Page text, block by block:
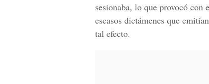
sesionaba, lo que provocó con
escasos dictámenes que
tal efecto.